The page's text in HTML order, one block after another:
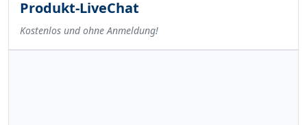
Produkt-LiveChat
Kostenlos und ohne Anmeldung!